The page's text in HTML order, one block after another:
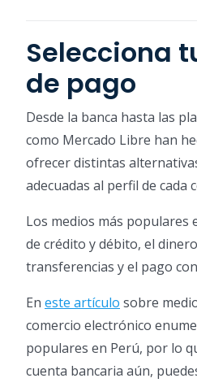
Selecciona
de pago
Desde la banca hasta las
como Mercado Libre han
ofrecer distintas
adecuadas al perfil de cada
Los medios más populares
de crédito y débito, el
transferencias y el pago
En este artículo sobre
comercio electrónico
populares en Perú, por lo
cuenta bancaria aún,